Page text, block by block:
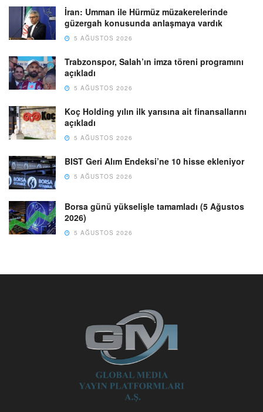
İran: Umman ile Hürmüz müzakerelerinde
güzergah konusunda anlaşmaya vardık
5 AĞUSTOS 2026
Trabzonspor, Salah’ın imza töreni programını
açıkladı
5 AĞUSTOS 2026
Koç Holding yılın ilk yarısına ait finansallarını
açıkladı
5 AĞUSTOS 2026
BIST Geri Alım Endeksi’ne 10 hisse ekleniyor
5 AĞUSTOS 2026
Borsa günü yükselişle tamamladı (5 Ağustos
2026)
5 AĞUSTOS 2026